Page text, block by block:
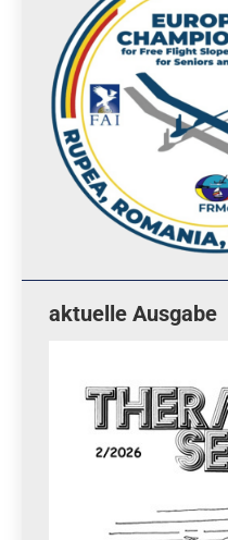
aktuelle Ausgabe